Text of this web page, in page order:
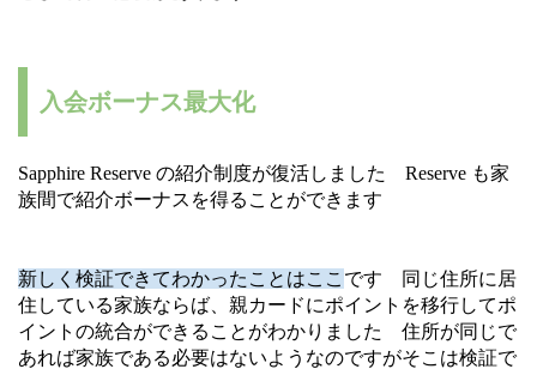
入会ボーナス最大化
Sapphire Reserve の紹介制度が復活しました Reserve も家
族間で紹介ボーナスを得ることができます
新しく検証できてわかったことはここ です 同じ住所に居
住している家族ならば、親カードにポイントを移行してポ
イントの統合ができることがわかりました 住所が同じで
あれば家族である必要はないようなのですがそこは検証で